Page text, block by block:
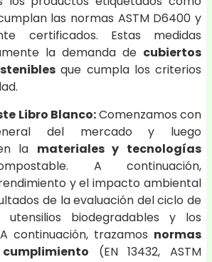
las normas ASTM D6400 y
certificados. Estas medidas
la demanda de cubiertos
que cumpla los criterios
Libro Blanco:Comenzamos con
del mercado y luego
la materiales y tecnologías
A continuación,
y el impacto ambiental
de la evaluación del ciclo de
biodegradables y los
continuación, trazamos normas
(EN 13432, ASTM